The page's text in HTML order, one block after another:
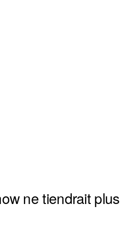
ne tiendrait plus